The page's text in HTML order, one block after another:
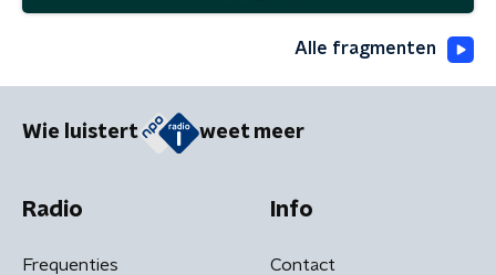
Alle fragmenten
Wie luistert weet meer
Radio
Frequenties
Info
Contact